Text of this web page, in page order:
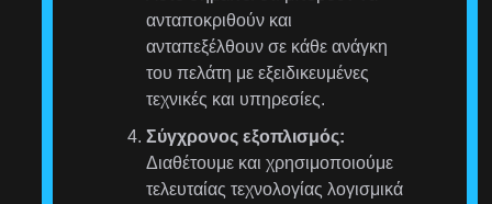
ανταποκριθούν και
ανταπεξέλθουν σε κάθε ανάγκη
του πελάτη με εξειδικευμένες
τεχνικές και υπηρεσίες.
Σύγχρονος εξοπλισμός:
Διαθέτουμε και χρησιμοποιούμε
τελευταίας τεχνολογίας λογισμικά